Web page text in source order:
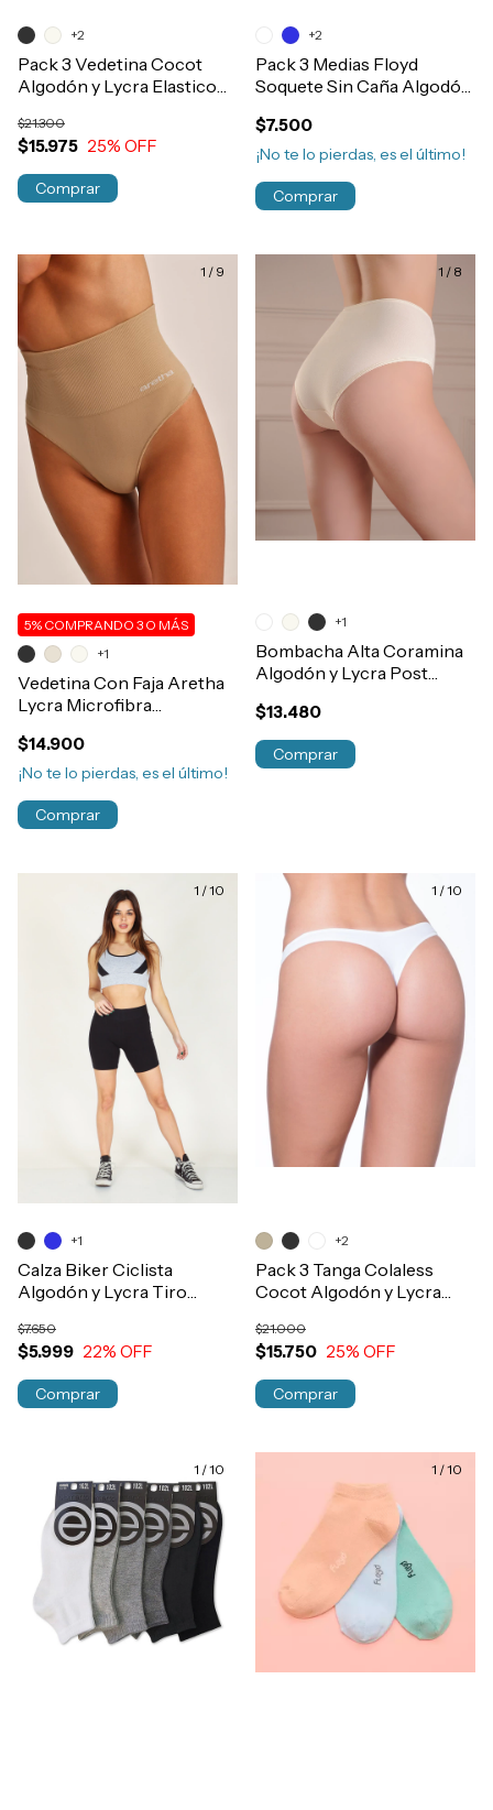
Pack 3 Vedetina Cocot
Algodón y Lycra Elastico
$15.975
$21.300
25% OFF
+2
Comprar
Pack 3 Medias Floyd
Soquete Sin Caña Algodón
$7.500
¡No te lo pierdas, es el último!
+2
Comprar
1 / 9
Vedetina Con Faja Aretha
Lycra Microfibra
Costura Post Parto
Art.643
$14.900
5% COMPRANDO 3 O MÁS
¡No te lo pierdas, es el último!
+1
Comprar
1 / 8
Bombacha Alta Coramina
Algodón y Lycra Post
Art.372
$13.480
+1
Comprar
1 /10
Calza Biker Ciclista
Algodón y Lycra Tiro
$5.999
$7.650
22% OFF
+1
Comprar
1 /10
Pack 3 Tanga Colaless
Cocot Algodón y Lycra
$15.750
$21.000
25% OFF
+2
Comprar
1 /10 1 /10